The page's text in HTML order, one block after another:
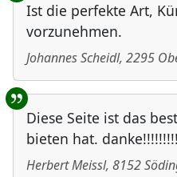
Ist die perfekte Art,
vorzunehmen.
Johannes Scheidl, 2295
Diese Seite ist das
bieten hat. danke!!!!!!!!!
Herbert Meissl, 8152